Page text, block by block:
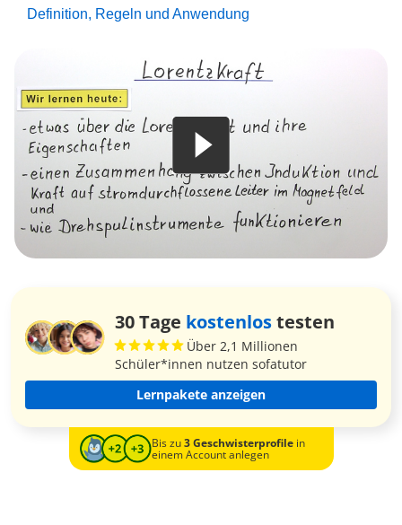
Definition, Regeln und Anwendung
30 Tage kostenlostesten
Über 2,1 Millionen
Schüler*innen nutzen sofatutor
Lernpakete anzeigen
Bis zu3 Geschwisterprofilein
einem Account anlegen